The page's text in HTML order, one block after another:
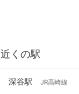
近くの駅
深谷駅 JR高崎線